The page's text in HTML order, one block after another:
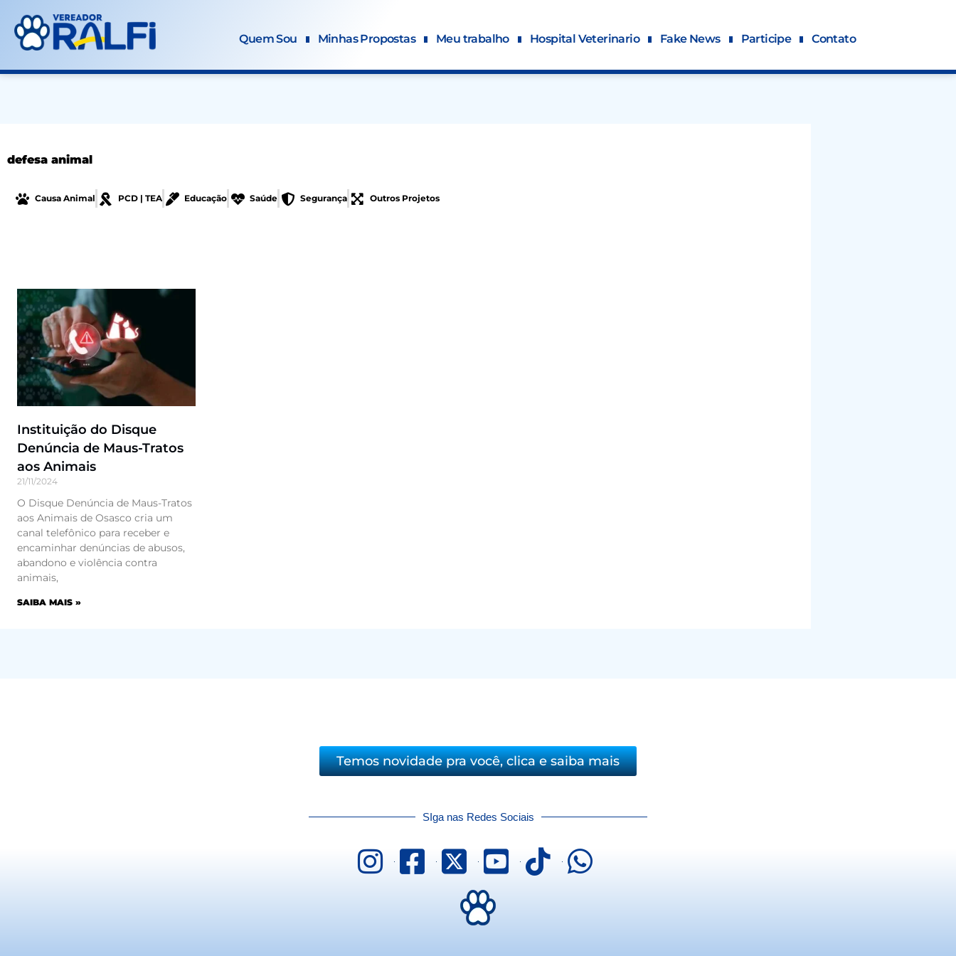
para
Quem Sou Minhas Propostas Meu trabalho Hospital Veterinario Fake News Participe Contato
defesa animal
Causa Animal PCD | TEA Educação Saúde Segurança Outros Projetos
Instituição do Disque
Denúncia de Maus-Tratos
aos Animais
21/11/2024
O Disque Denúncia de Maus-Tratos
aos Animais de Osasco cria um
canal telefônico para receber e
encaminhar denúncias de abusos,
abandono e violência contra
animais,
SAIBA MAIS »
Temos novidade pra você, clica e saiba mais
SIga nas Redes Sociais